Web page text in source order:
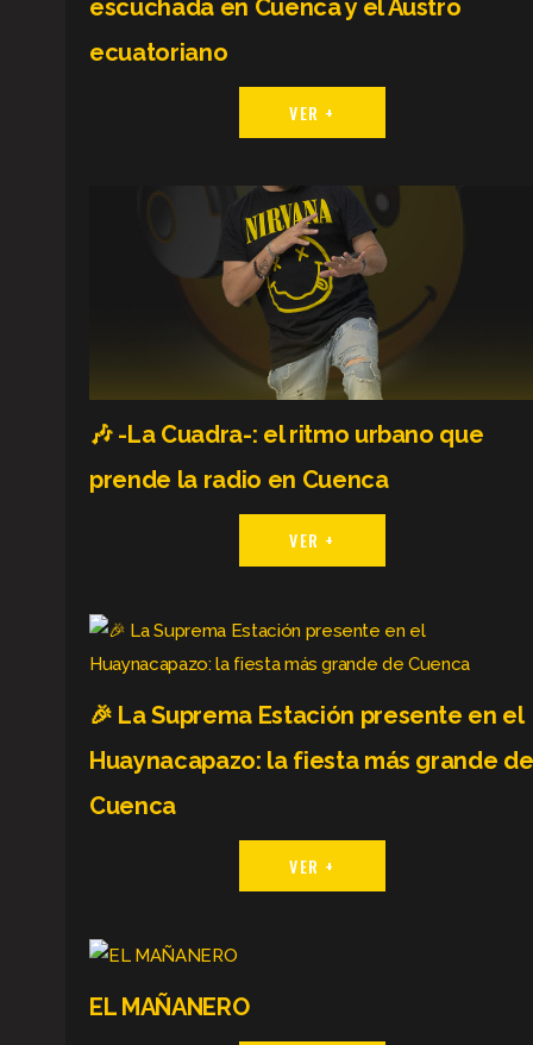
escuchada en Cuenca y el Austro
ecuatoriano
VER +
🎶 -La Cuadra-: el ritmo urbano que
prende la radio en Cuenca
VER +
🎉 La Suprema Estación presente en el
Huaynacapazo: la fiesta más grande de
Cuenca
VER +
EL MAÑANERO